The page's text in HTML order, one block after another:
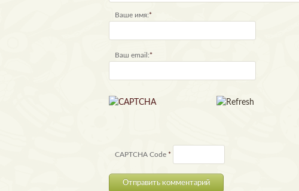
Ваше имя:*
Ваш email:*
CAPTCHA Code *